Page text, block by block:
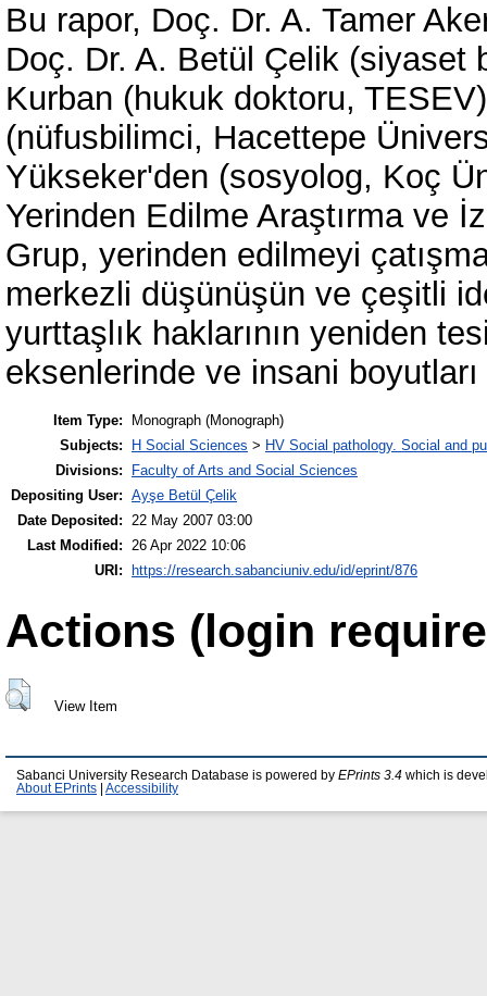
Bu rapor, Doç. Dr. A. Tamer
Doç. Dr. A. Betül Çelik (siyaset
Kurban (hukuk doktoru,
(nüfusbilimci, Hacettepe
Yükseker'den (sosyolog, Koç
Yerinden Edilme Araştırma ve
Grup, yerinden edilmeyi
merkezli düşünüşün ve çeşitli
yurttaşlık haklarının yeniden
eksenlerinde ve insani
Item Type:
Monograph (Monograph)
Subjects:
H Social Sciences > HV Social pathology. Social and
Divisions:
Faculty of Arts and Social Sciences
Depositing User: Ayşe Betül Çelik
Date Deposited: 22 May 2007 03:00
Last Modified: 26 Apr 2022 10:06
URI:
https://research.sabanciuniv.edu/id/eprint/876
Actions (login
View Item
Sabanci University Research Database is powered by EPrints 3.4 which is
About EPrints
Accessibility